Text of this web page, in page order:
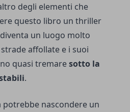
degli elementi che
questo libro un thriller
un luogo molto
affollate e i suoi
quasi tremaresotto la
.
nascondere un